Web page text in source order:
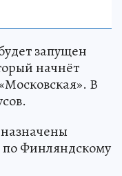
запущен
начнёт
В
по Финляндскому